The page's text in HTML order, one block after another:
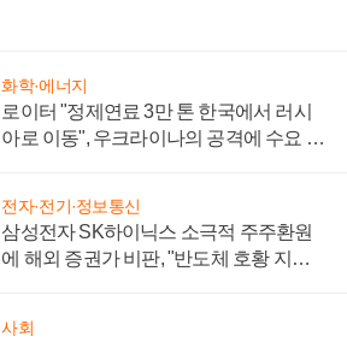
화학·에너지
로이터 "정제연료 3만 톤 한국에서 러시
아로 이동", 우크라이나의 공격에 수요 늘
전자·전기·정보통신
삼성전자 SK하이닉스 소극적 주주환원
에 해외 증권가 비판, "반도체 호황 지속
사회